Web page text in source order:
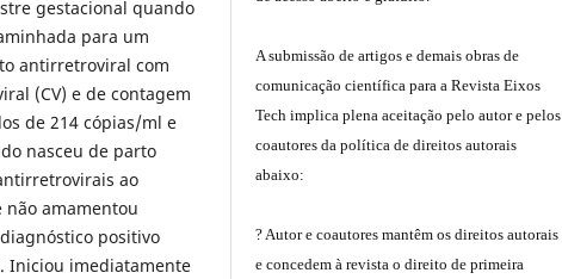
gestacional quando
para um
antirretroviral com
(CV) e de contagem
de 214 cópias/ml e
nasceu de parto
ao
não amamentou
positivo
Iniciou imediatamente
A submissão de artigos e demais obras de
comunicação científica para a Revista Eixos
Tech implica plena aceitação pelo autor e pelos
coautores da política de direitos autorais
abaixo:
? Autor e coautores mantêm os direitos autorais
e concedem à revista o direito de primeira